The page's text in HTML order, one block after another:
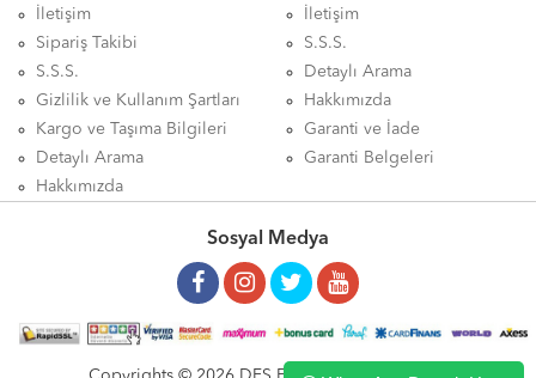
İletişim
Sipariş Takibi
S.S.S.
Gizlilik ve Kullanım Şartları
Kargo ve Taşıma Bilgileri
Detaylı Arama
Hakkımızda
İletişim
S.S.S.
Detaylı Arama
Hakkımızda
Garanti ve İade
Garanti Belgeleri
Sosyal Medya